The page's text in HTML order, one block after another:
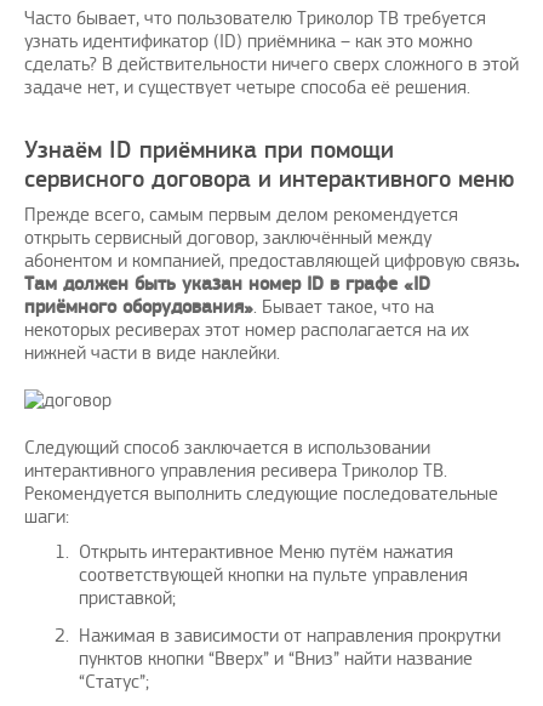
вашему
проблем с
Поздравляю, отличная идея и
Часто бывает, что пользователю Триколор ТВ требуется
узнать идентификатор (ID) приёмника – как это можно
сделать? В действительности ничего сверх сложного в этой
задаче нет, и существует четыре способа её решения.
Узнаём ID приёмника при помощи
сервисного договора и интерактивного меню
Прежде всего, самым первым делом рекомендуется
открыть сервисный договор, заключённый между
абонентом и компанией, предоставляющей цифровую связь.
Там должен быть указан номер ID в графе «ID
приёмного оборудования». Бывает такое, что на
некоторых ресиверах этот номер располагается на их
нижней части в виде наклейки.
Следующий способ заключается в использовании
интерактивного управления ресивера Триколор ТВ.
Рекомендуется выполнить следующие последовательные
шаги:
Открыть интерактивное Меню путём нажатия
соответствующей кнопки на пульте управления
приставкой;
Нажимая в зависимости от направления прокрутки
пунктов кнопки “Вверх” и “Вниз” найти название
“Статус”;